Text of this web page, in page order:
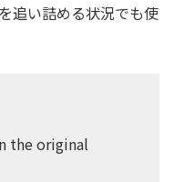
追い詰める状況でも使
the original